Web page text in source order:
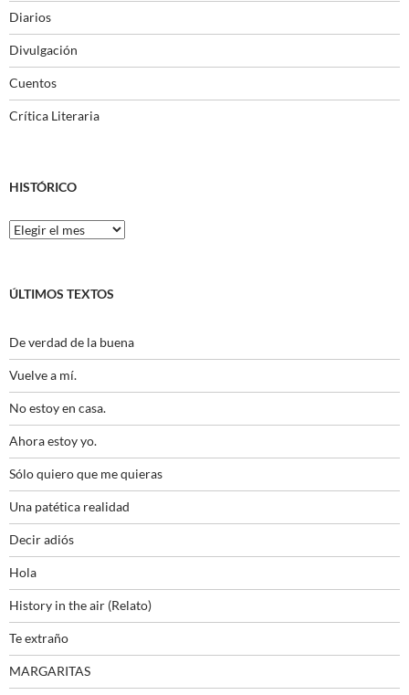
Diarios
Divulgación
Cuentos
Crítica Literaria
HISTÓRICO
Histórico
ÚLTIMOS TEXTOS
De verdad de la buena
Vuelve a mí.
No estoy en casa.
Ahora estoy yo.
Sólo quiero que me quieras
Una patética realidad
Decir adiós
Hola
History in the air (Relato)
Te extraño
MARGARITAS